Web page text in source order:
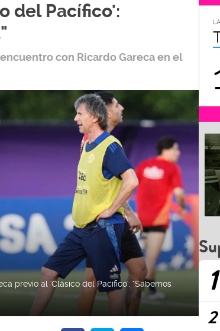
del Pacífico':
con Ricardo Garecaen el
previo al 'Clásico del Pacífico': "Sabemos
FM
1
2